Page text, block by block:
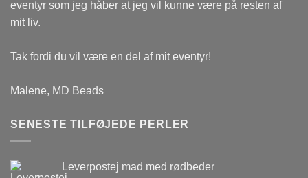
eventyr som jeg håber at jeg vil kunne være på resten af
mit liv.
Tak fordi du vil være en del af mit eventyr!
Malene, MD Beads
SENESTE TILFØJEDE PERLER
Leverpostej mad med rødbeder